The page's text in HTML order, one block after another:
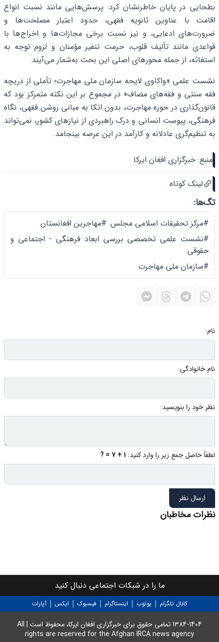
بطحایی در پایان خاطرنشان کرد: پرسش‌هایی مانند نسبت انواع
اقامت با عناوین ثانویه فقهی، حدود اعتبار مصلحت‌ها و
ضرورت‌های ادعایی، و نیز نسبت برخی مجازات‌ها و اخراج‌ها با
قواعدی مانند تألیف قلوب، حرمت تنفیر مؤمنان و لزوم توجه به
استغاثه، از جمله محورهای اصلی این بحث به‌شمار می‌آیند.
نشست علمی «واکاوی لایحه سازمان ملی مهاجرت؛ تأملی از دریچه
فقه سنتی و فقه‌های مضاف» در مجموع بر این نکته متمرکز بود که
قانون‌گذاری در حوزه مهاجرت، بدون اتکا به مبانی روشن فقهی، نگاه
فرهنگی، پیوست انسانی و درک راهبردی از نیازهای کشور، نمی‌تواند
به تنظیم‌گری عادلانه و کارآمد در این عرصه بینجامد.
منبع: خبرگزاری افغان ایرکا
لینک کوتاه
تگ‌ها:
#مرکز تحقیقات اسلامی مجلس #مهاجرین افغانستان
#نشست علمی تخصصی بررسی ابعاد فرهنگی - اجتماعی و
حقوقی
#سازمان ملی مهاجرت
نام:
نام خانوادگی:
نظر خود را بنویسید:
لطفاً حاصل جمع زیر را وارد کنید: 1 + 7 = ?
ارسال نظر
نظرات مخاطبان
ما را در شبکات اجتماعی دنبال کنید
کانال تلگرام یوتوب اینستاگرام فیسبوک ایکس آپارات
1384-1404 تمامی حقوق برای خبرگزاری افغان ایرکا، محفوظ است | All
rights are reserved for the Afghan IRCA news agency